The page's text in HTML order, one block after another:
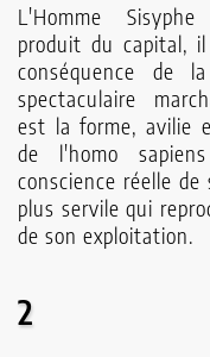
L'Homme
produit du capital,
conséquence de
spectaculaire
est la forme, avilie
de l'homo
conscience réelle
plus servile qui
de son exploitation.
2